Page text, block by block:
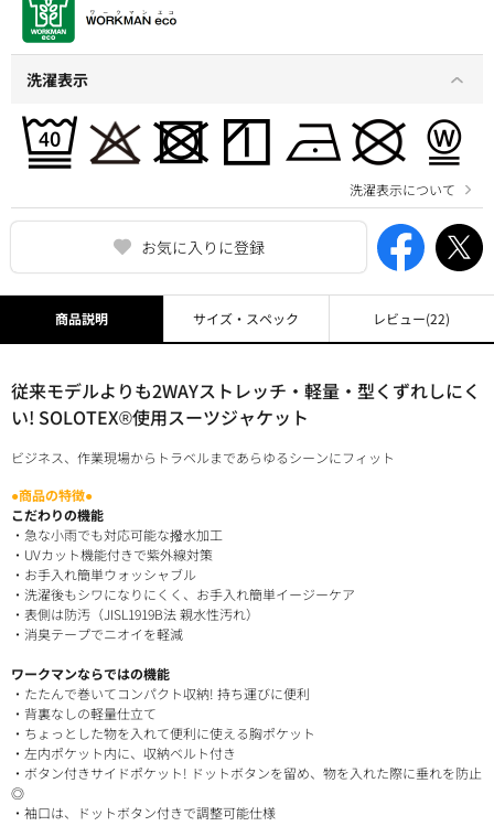
お気に入りに登録
洗濯表示
洗濯表示について
商品説明
従来モデルよりも2WAYストレッチ・軽量・型くずれしにく
い! SOLOTEX®使用スーツジャケット
ビジネス、作業現場からトラベルまであらゆるシーンにフィット
●商品の特徴●
こだわりの機能
・急な小雨でも対応可能な撥水加工
・UVカット機能付きで紫外線対策
・お手入れ簡単ウォッシャブル
・洗濯後もシワになりにくく、お手入れ簡単イージーケア
・表側は防汚（JISL1919B法 親水性汚れ）
・消臭テープでニオイを軽減
ワークマンならではの機能
・たたんで巻いてコンパクト収納! 持ち運びに便利
・背裏なしの軽量仕立て
・ちょっとした物を入れて便利に使える胸ポケット
・左内ポケット内に、収納ベルト付き
・ボタン付きサイドポケット! ドットボタンを留め、物を入れた際に垂れを防止
◎
・袖口は、ドットボタン付きで調整可能仕様
サイズ・スペック レビュー(22)